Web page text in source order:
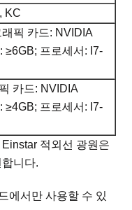
KC
픽 카드: NVIDIA
≥6GB; 프로세서: I7-
카드: NVIDIA
≥4GB; 프로세서: I7-
적외선 광원은
니다.
에서만 사용할 수 있